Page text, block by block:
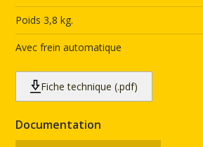
Poids 3,8 kg.
Avec frein automatique
Fiche technique (.pdf)
Documentation